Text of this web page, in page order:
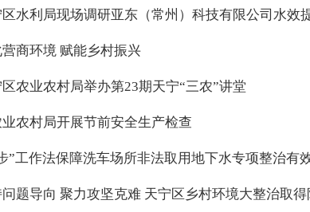
区水利局现场调研亚东（常州）科技有限公司水效
商环境 赋能乡村振兴
农业农村局举办第23期天宁“三农”讲堂
业农村局开展节前安全生产检查
”工作法保障洗车场所非法取用地下水专项整治有
问题导向 聚力攻坚克难 天宁区乡村环境大整治取